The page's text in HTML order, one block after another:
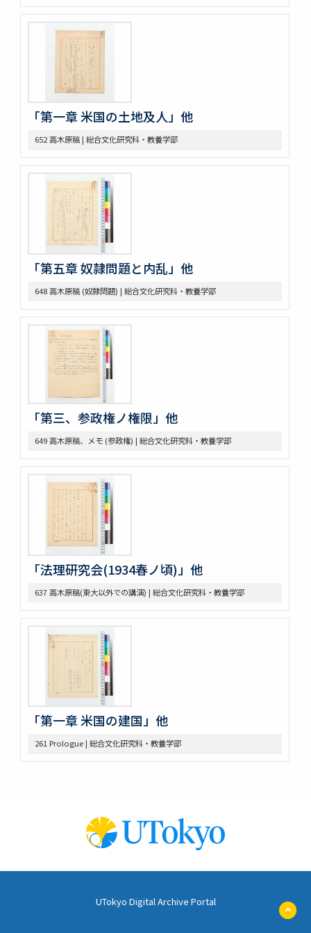
371 Brown bibliography, Journal Club, U of M, 1921-22
372 Bibliography on League of Nations
373 Bibliography, Hibiya Lib’y, Carnegie Endowment
Donation
375 Bibliographical Tools, Bibliography on the Relations
bet. US + Far East
380 DOW, EARLE W. (UM) Note Taking
382 Pacific [ ] officer
388 Elections, 1934-1936
389 Election of 1936
393 軍備制限
397 Hawai Jap Popula
405 Arable Land, Farms
406 Law regard[in]g Immigration
407 Emigrant Protection Law Lemieux Agree’t &
Gentlemen’s Ag.
410 [land question in the west]
411 Jernegan Y.N.’s attitude tow. Land policy
419 Johnson Lectures
426 英文ノート
434 14. Survey Jap. Stud. 35
437 5. 英文メモ
438 4. 英文メモ
439 3. McLaughlin 1922
440 2. Lecture Notes + Reading Notes
441 1. U. Chicago
445 6. American Constitutional History, Prof. McIlwain
575 Magsaysay Award
585 Nitobe Journals、新渡戸奨学資金
594 Peace Machinery
628 高木原稿・メモ
629 新渡戸英文著作集関係書類
636 高木原稿 米国革命の政治思想、基本的人権
637 高木原稿(東大以外での講演)
645 高木原稿とメモ(革新主義)
646 高木原稿とメモ (economic revolution)
648 高木原稿 (奴隷問題)
649 高木原稿、メモ (参政権)
650 高木原稿、メモ
652 高木原稿
653 高木 講義原稿
657 高木論文原稿など
658 政治学研究会
659 Beard, Charles A.関係
660 東京裁判 木戸弁護など
663 アメリカ研究セミナー
677 Foreign Affairs 寄稿論文原稿
678 Farrand著「米国発達史概説」翻訳の件
682 Rockefeller Found.関係
690 アメリカ政治関係原稿等
「第一章 米国の土地及人」他
652 高木原稿 | 総合文化研究科・教養学部
「第五章 奴隷問題と内乱」他
648 高木原稿 (奴隷問題) | 総合文化研究科・教養学部
「第三、参政権ノ権限」他
649 高木原稿、メモ (参政権) | 総合文化研究科・教養学部
「法理研究会(1934春ノ頃)」他
637 高木原稿(東大以外での講演) | 総合文化研究科・教養学部
「第一章 米国の建国」他
261 Prologue | 総合文化研究科・教養学部
UTokyo Digital Archive Portal
ペ